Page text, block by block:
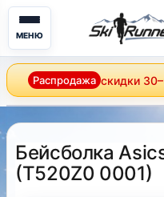
МЕНЮ
Распродажа скидки
Бейсболка
(T520Z0 0001)